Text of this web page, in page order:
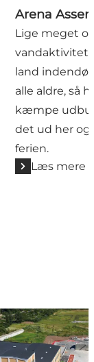
Arena
Lige meget
land
alle aldre, så
kæmpe
det ud her og
ferien.
Læs mere